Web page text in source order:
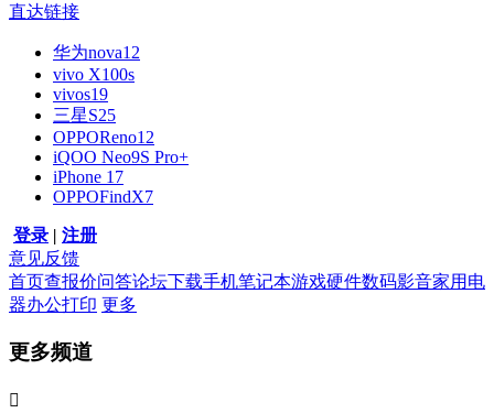
直达链接
华为nova12
vivo X100s
vivos19
三星S25
OPPOReno12
iQOO Neo9S Pro+
iPhone 17
OPPOFindX7
登录 | 注册
意见反馈
首页查报价问答论坛下载手机笔记本游戏硬件数码影音家用电
器办公打印 更多
更多频道
